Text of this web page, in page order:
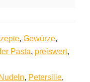
, Gewürze,
Pasta, preiswert,
Nudeln, Petersilie,